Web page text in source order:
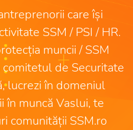
care își
SSM / PSI / HR.
muncii / SSM
de Securitate
lucrezi în domeniul
în muncă Vaslui, te
comunității SSM.ro